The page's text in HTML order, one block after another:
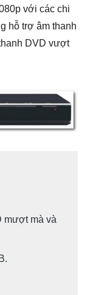
với các chi
hỗ trợ âm thanh
DVD vượt
mượt mà và